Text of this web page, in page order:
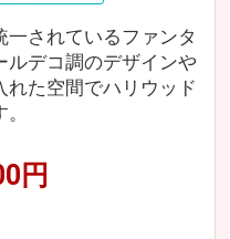
されているファンタ
ルデコ調のデザインや
れた空間でハリウッド
円